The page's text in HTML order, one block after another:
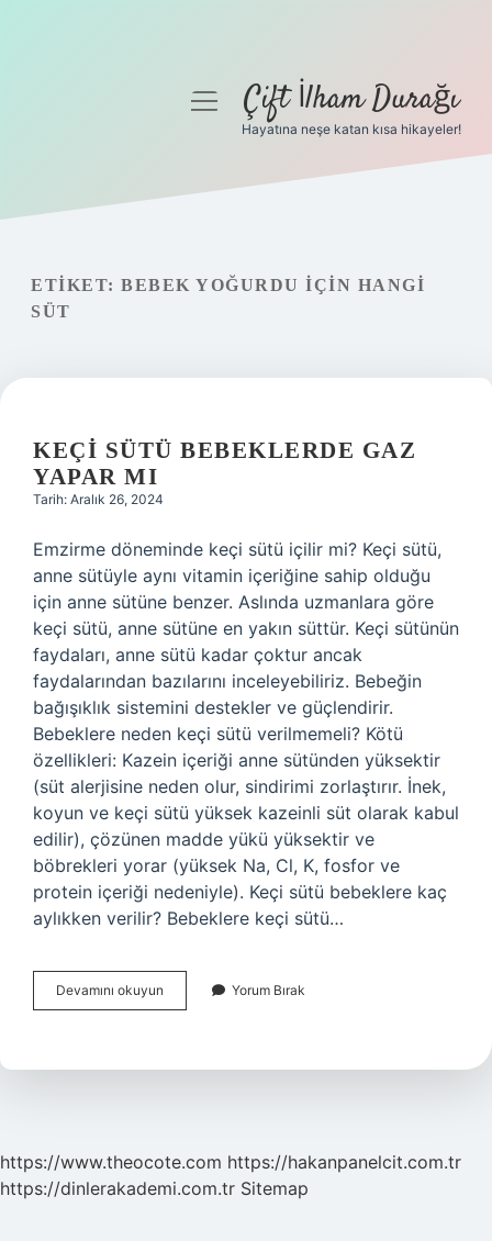
Gizlilik Politikası
Hakkımızda
menüyüÇift İlham Durağı
Hayatına neşe katan kısa hikayeler!
ETIKET: BEBEK YOĞURDU IÇIN HANGI
SÜT
KEÇI SÜTÜ BEBEKLERDE GAZ
YAPAR MI
Tarih: Aralık 26, 2024
Emzirme döneminde keçi sütü içilir mi? Keçi sütü,
anne sütüyle aynı vitamin içeriğine sahip olduğu
için anne sütüne benzer. Aslında uzmanlara göre
keçi sütü, anne sütüne en yakın süttür. Keçi sütünün
faydaları, anne sütü kadar çoktur ancak
faydalarından bazılarını inceleyebiliriz. Bebeğin
bağışıklık sistemini destekler ve güçlendirir.
Bebeklere neden keçi sütü verilmemeli? Kötü
özellikleri: Kazein içeriği anne sütünden yüksektir
(süt alerjisine neden olur, sindirimi zorlaştırır. İnek,
koyun ve keçi sütü yüksek kazeinli süt olarak kabul
edilir), çözünen madde yükü yüksektir ve
böbrekleri yorar (yüksek Na, Cl, K, fosfor ve
protein içeriği nedeniyle). Keçi sütü bebeklere kaç
aylıkken verilir? Bebeklere keçi sütü…
Devamını okuyun
Sütü
Yapar
Yorum Bırak
https://www.theocote.com https://hakanpanelcit.com.tr
https://dinlerakademi.com.tr Sitemap